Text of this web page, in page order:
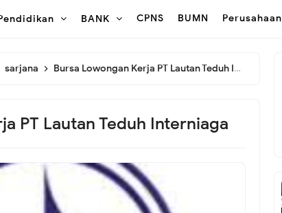
BANK CPNS BUMN Perusahaan
sarjana Bursa Lowongan Kerja PT Lautan Teduh Interniaga
PT Lautan Teduh Interniaga